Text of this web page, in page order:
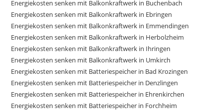
Energiekosten senken mit Balkonkraftwerk in Buchenbach
Energiekosten senken mit Balkonkraftwerk in Ebringen
Energiekosten senken mit Balkonkraftwerk in Emmendingen
Energiekosten senken mit Balkonkraftwerk in Herbolzheim
Energiekosten senken mit Balkonkraftwerk in Ihringen
Energiekosten senken mit Balkonkraftwerk in Umkirch
Energiekosten senken mit Batteriespeicher in Bad Krozingen
Energiekosten senken mit Batteriespeicher in Denzlingen
Energiekosten senken mit Batteriespeicher in Ehrenkirchen
Energiekosten senken mit Batteriespeicher in Forchheim